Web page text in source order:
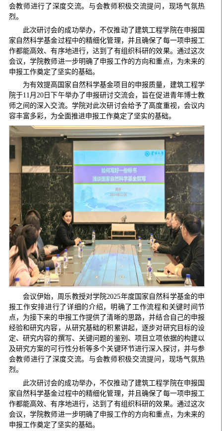
会教师进行了深度交流。与会教师积极交流提问，现场气氛热
烈。
此次研讨会的成功举办，不仅推动了建筑工程学院在申报国
家自然科学基金过程中的精细化管理，并且确保了每一项申报工
作都能高效、有序地进行，达到了有组织科研的效果。通过这次
会议，学院教师进一步明确了申报工作的方向和重点，为未来的
申报工作奠定了坚实的基础。
为有效提高国家自然科学基金项目的申报质量，建筑工程学
院于11月20日下午举办了申报研讨交流会，旨在促进青年博士教
师之间的深入交流。学院对此次研讨会给予了高度重视，会议内
容丰富多彩，为全面推进申报工作奠定了坚实的基础。
会议伊始，周乐教授对学院2025年度国家自然科学基金的申
报工作安排进行了详细的介绍，明确了工作流程和关键时间节
点，为接下来的申报工作提供了清晰的思路，并结合自己的申报
经验和研究内容，从研究基础的积累讲起，逐步对研究目标的设
定、研究内容的撰写、关键问题的鉴别、项目立项依据的构建以
及研究方案的可行性分析等多个关键环节进行深入探讨，并与参
会教师进行了深度交流。与会教师积极交流提问，现场气氛热
烈。
此次研讨会的成功举办，不仅推动了建筑工程学院在申报国
家自然科学基金过程中的精细化管理，并且确保了每一项申报工
作都能高效、有序地进行，达到了有组织科研的效果。通过这次
会议，学院教师进一步明确了申报工作的方向和重点，为未来的
申报工作奠定了坚实的基础。